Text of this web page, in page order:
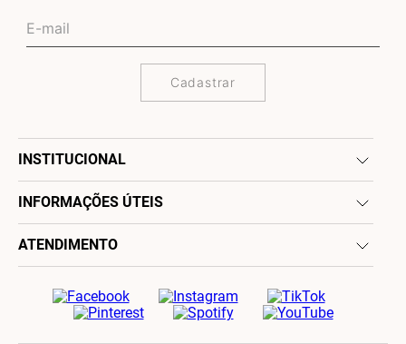
Cadastrar
INSTITUCIONAL
INFORMAÇÕES ÚTEIS
ATENDIMENTO